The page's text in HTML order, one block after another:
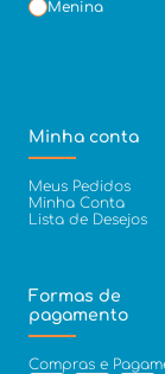
Menina
Minha conta
Meus Pedidos
Minha Conta
Lista de Desejos
Formas de
pagamento
Compras e